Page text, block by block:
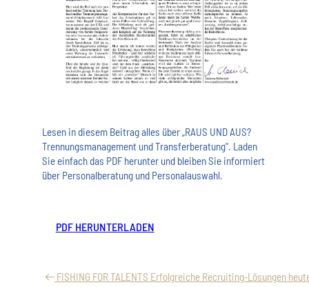
Lesen in diesem Beitrag alles über „RAUS UND AUS?
Trennungsmanagement und Transferberatung“. Laden
Sie einfach das PDF herunter und bleiben Sie informiert
über Personalberatung und Personalauswahl.
PDF HERUNTERLADEN
FISHING FOR TALENTS Erfolgreiche Recruiting-Lösungen